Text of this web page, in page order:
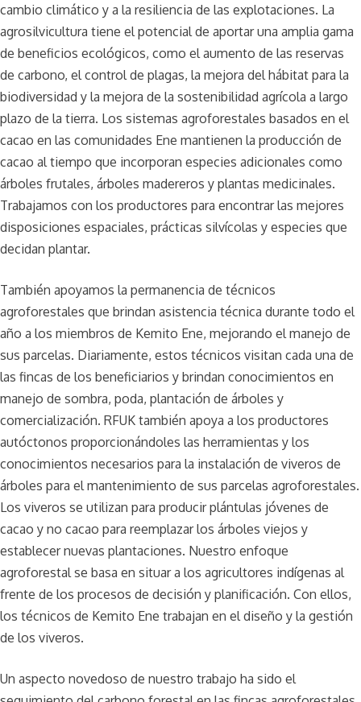
cambio climático y a la resiliencia de las explotaciones. La
agrosilvicultura tiene el potencial de aportar una amplia gama
de beneficios ecológicos, como el aumento de las reservas
de carbono, el control de plagas, la mejora del hábitat para la
biodiversidad y la mejora de la sostenibilidad agrícola a largo
plazo de la tierra. Los sistemas agroforestales basados en el
cacao en las comunidades Ene mantienen la producción de
cacao al tiempo que incorporan especies adicionales como
árboles frutales, árboles madereros y plantas medicinales.
Trabajamos con los productores para encontrar las mejores
disposiciones espaciales, prácticas silvícolas y especies que
decidan plantar.
También apoyamos la permanencia de técnicos
agroforestales que brindan asistencia técnica durante todo el
año a los miembros de Kemito Ene, mejorando el manejo de
sus parcelas. Diariamente, estos técnicos visitan cada una de
las fincas de los beneficiarios y brindan conocimientos en
manejo de sombra, poda, plantación de árboles y
comercialización. RFUK también apoya a los productores
autóctonos proporcionándoles las herramientas y los
conocimientos necesarios para la instalación de viveros de
árboles para el mantenimiento de sus parcelas agroforestales.
Los viveros se utilizan para producir plántulas jóvenes de
cacao y no cacao para reemplazar los árboles viejos y
establecer nuevas plantaciones. Nuestro enfoque
agroforestal se basa en situar a los agricultores indígenas al
frente de los procesos de decisión y planificación. Con ellos,
los técnicos de Kemito Ene trabajan en el diseño y la gestión
de los viveros.
Un aspecto novedoso de nuestro trabajo ha sido el